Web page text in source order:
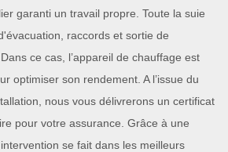
garanti un travail propre. Toute la suie
raccords et sortie de
ce cas, l’appareil de chauffage est
optimiser son rendement. A l’issue du
nous vous délivrerons un certificat
pour votre assurance. Grâce à une
se fait dans les meilleurs